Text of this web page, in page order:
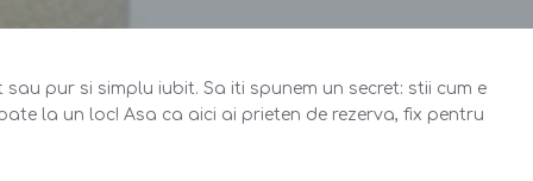
pur si simplu iubit. Sa iti spunem un secret: stii cum e
la un loc! Asa ca aici ai prieten de rezerva, fix pentru